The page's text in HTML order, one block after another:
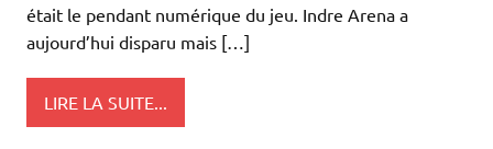
était le pendant numérique du jeu. Indre Arena a
aujourd’hui disparu mais […]
LIRE LA SUITE...